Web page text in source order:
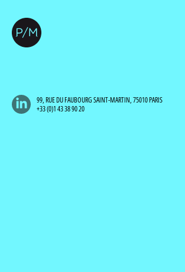
99, RUE DU FAUBOURG SAINT-MARTIN, 75010 PARIS
+33 (0)1 43 38 90 20